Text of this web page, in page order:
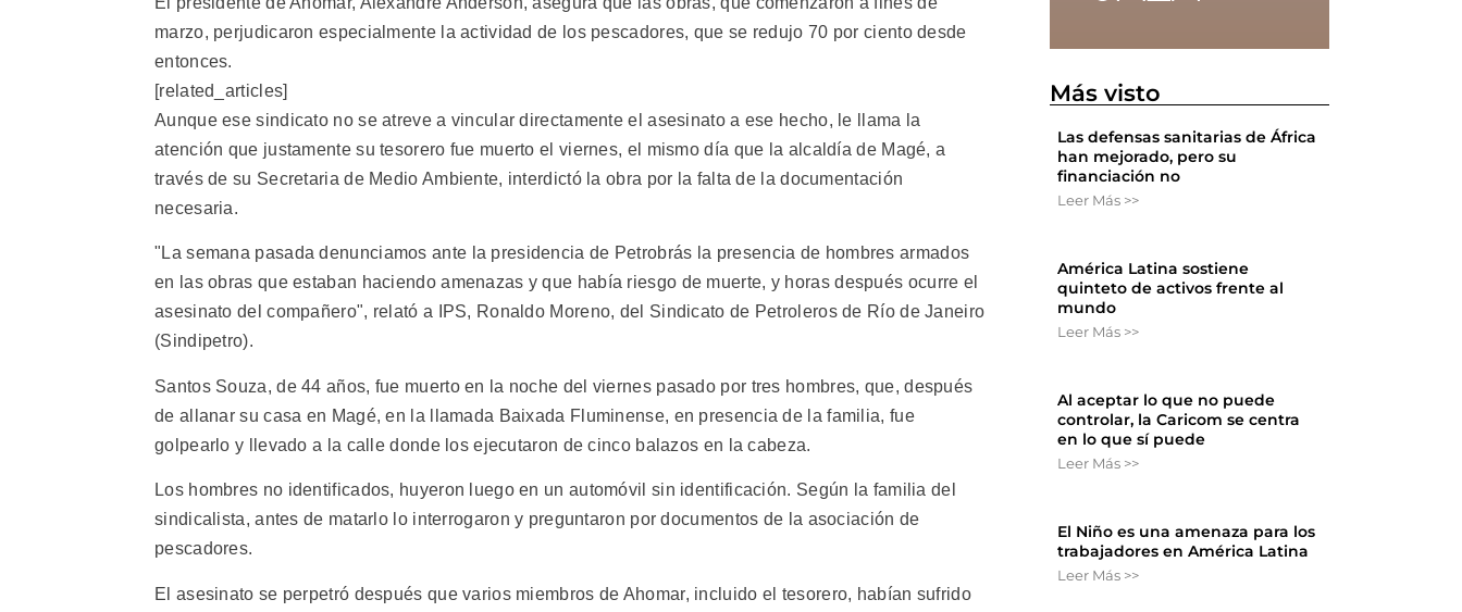
marzo, perjudicaron especialmente la actividad de los pescadores, que se redujo 70 por ciento desde
entonces.
[related_articles]
Aunque ese sindicato no se atreve a vincular directamente el asesinato a ese hecho, le llama la
atención que justamente su tesorero fue muerto el viernes, el mismo día que la alcaldía de Magé, a
través de su Secretaria de Medio Ambiente, interdictó la obra por la falta de la documentación
necesaria.
"La semana pasada denunciamos ante la presidencia de Petrobrás la presencia de hombres armados
en las obras que estaban haciendo amenazas y que había riesgo de muerte, y horas después ocurre el
asesinato del compañero", relató a IPS, Ronaldo Moreno, del Sindicato de Petroleros de Río de Janeiro
(Sindipetro).
Santos Souza, de 44 años, fue muerto en la noche del viernes pasado por tres hombres, que, después
de allanar su casa en Magé, en la llamada Baixada Fluminense, en presencia de la familia, fue
golpearlo y llevado a la calle donde los ejecutaron de cinco balazos en la cabeza.
Los hombres no identificados, huyeron luego en un automóvil sin identificación. Según la familia del
sindicalista, antes de matarlo lo interrogaron y preguntaron por documentos de la asociación de
pescadores.
El asesinato se perpetró después que varios miembros de Ahomar, incluido el tesorero, habían sufrido
Más visto
Las defensas sanitarias de África
han mejorado, pero su
financiación no
Leer Más >>
América Latina sostiene
quinteto de activos frente al
mundo
Leer Más >>
Al aceptar lo que no puede
controlar, la Caricom se centra
en lo que sí puede
Leer Más >>
El Niño es una amenaza para los
trabajadores en América Latina
Leer Más >>